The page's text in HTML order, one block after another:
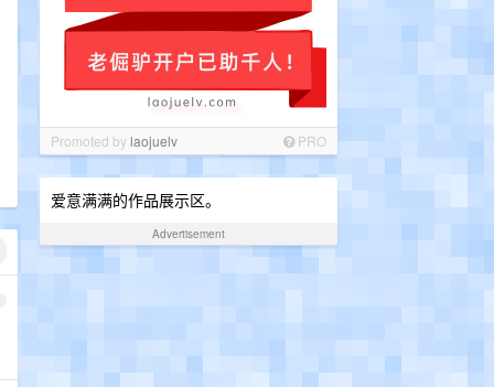
Promoted bylaojuelv PRO
爱意满满的作品展示区。
Advertisement